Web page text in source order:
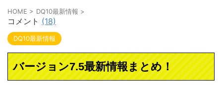
HOME > DQ10最新情報 >
コメント (18)
DQ10最新情報
バージョン7.5最新情報まとめ！